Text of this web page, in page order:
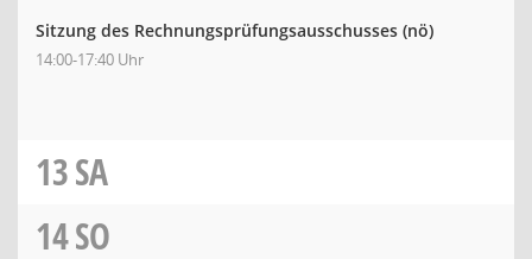
Sitzung des Rechnungsprüfungsausschusses (nö)
14:00-17:40 Uhr
13SA
14SO